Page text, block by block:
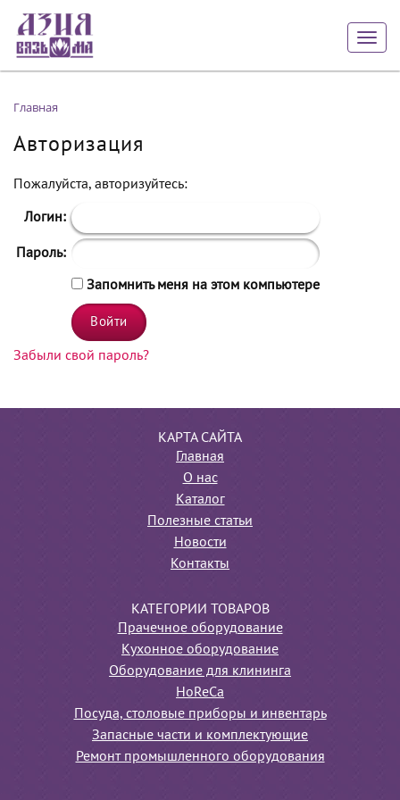
Главная
Авторизация
Пожалуйста, авторизуйтесь:
Логин:
Пароль:
Запомнить меня на этом компьютере
Забыли свой пароль?
КАРТА САЙТА
Главная
О нас
Каталог
Полезные статьи
Новости
Контакты
КАТЕГОРИИ ТОВАРОВ
Прачечное оборудование
Кухонное оборудование
Оборудование для клининга
HoReCa
Посуда, столовые приборы и инвентарь
Запасные части и комплектующие
Ремонт промышленного оборудования